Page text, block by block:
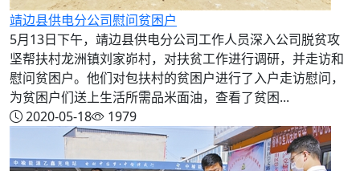
靖边县供电分公司慰问贫困户
5月13日下午，靖边县供电分公司工作人员深入公司脱贫攻
坚帮扶村龙洲镇刘家峁村，对扶贫工作进行调研，并走访和
慰问贫困户。他们对包扶村的贫困户进行了入户走访慰问，
为贫困户们送上生活所需品米面油，查看了贫困...
2020-05-18
1979